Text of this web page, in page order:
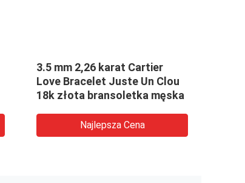
3.5 mm 2,26 karat Cartier
Love Bracelet Juste Un Clou
18k złota bransoletka męska
Najlepsza Cena